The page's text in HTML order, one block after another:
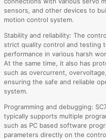
sensors, and other devices to
motion control system.
Stability and reliability: The
strict quality control and testing
performance in various harsh
At the same time, it also has
such as overcurrent,
ensuring the safe and reliable
system.
Programming and debugging:
typically supports multiple
such as PC based software
parameters directly on the